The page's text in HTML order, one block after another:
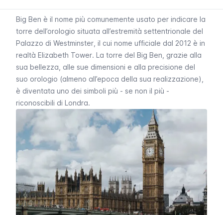
Big Ben è il nome più comunemente usato per indicare la
torre dell’orologio situata all’estremità settentrionale del
Palazzo di Westminster , il cui nome ufficiale dal 2012 è in
realtà Elizabeth Tower. La torre del Big Ben , grazie alla
sua bellezza, alle sue dimensioni e alla precisione del
suo orologio (almeno all’epoca della sua realizzazione),
è diventata uno dei simboli più - se non il più -
riconoscibili di Londra.